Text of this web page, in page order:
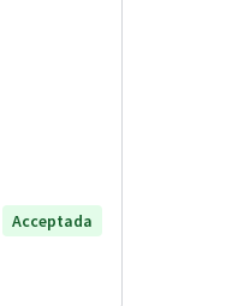
Acceptada